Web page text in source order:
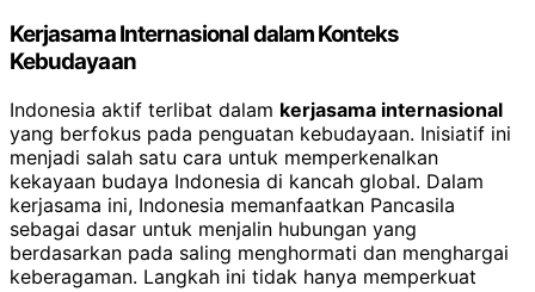
Kerjasama Internasional dalam Konteks
Kebudayaan
Indonesia aktif terlibat dalam kerjasama internasional
yang berfokus pada penguatan kebudayaan. Inisiatif ini
menjadi salah satu cara untuk memperkenalkan
kekayaan budaya Indonesia di kancah global. Dalam
kerjasama ini, Indonesia memanfaatkan Pancasila
sebagai dasar untuk menjalin hubungan yang
berdasarkan pada saling menghormati dan menghargai
keberagaman. Langkah ini tidak hanya memperkuat